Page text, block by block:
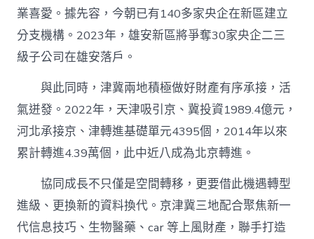
業喜愛。據先容，今朝已有140多家央企在新區建立
分支機構。2023年，雄安新區將爭奪30家央企二三
級子公司在雄安落戶。
與此同時，津冀兩地積極做好財產有序承接，活
氣迸發。2022年，天津吸引京、冀投資1989.4億元，
河北承接京、津轉進基礎單元4395個，2014年以來
累計轉進4.39萬個，此中近八成為北京轉進。
協同成長不只僅是空間轉移，更要借此機遇轉型
進級、更換新的資料換代。京津冀三地配合聚焦新一
代信息技巧、生物醫藥、car 等上風財產，聯手打造